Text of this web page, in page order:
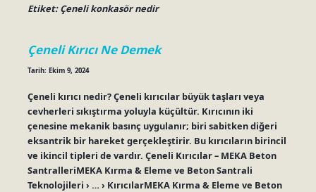
Etiket:Çeneli konkasör nedir
Çeneli Kırıcı Ne Demek
Tarih: Ekim 9, 2024
Çeneli kırıcı nedir? Çeneli kırıcılar büyük taşları veya
cevherleri sıkıştırma yoluyla küçültür. Kırıcının iki
çenesine mekanik basınç uygulanır; biri sabitken diğeri
eksantrik bir hareket gerçekleştirir. Bu kırıcıların birincil
ve ikincil tipleri de vardır. Çeneli Kırıcılar – MEKA Beton
SantralleriMEKA Kırma & Eleme ve Beton Santrali
Teknolojileri › … › KırıcılarMEKA Kırma & Eleme ve Beton